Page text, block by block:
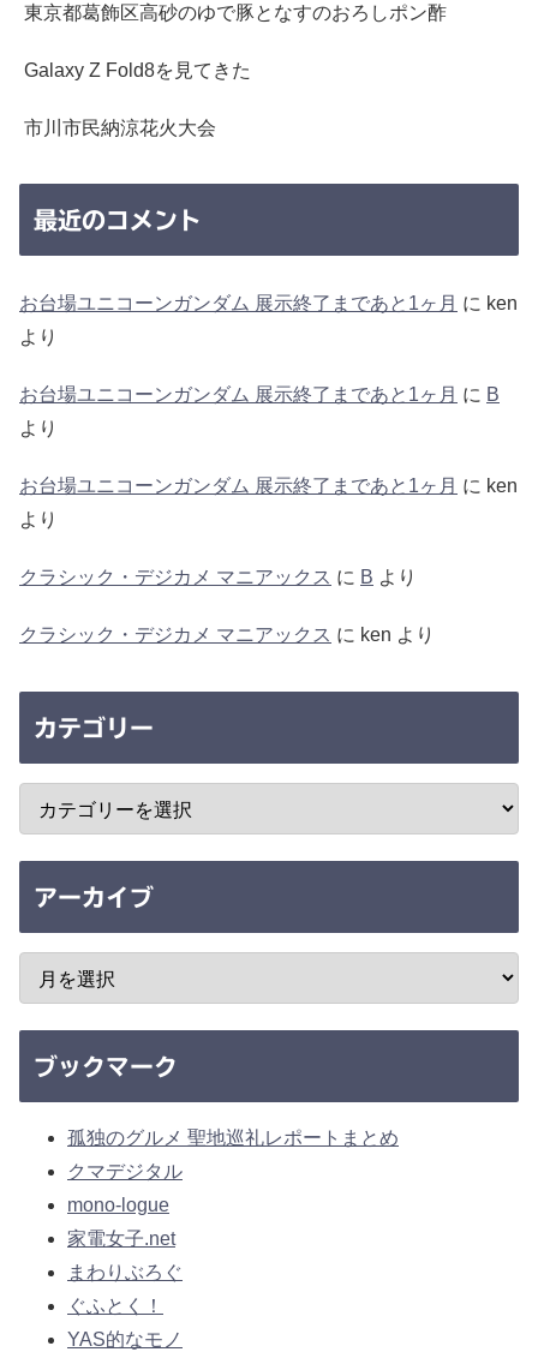
東京都葛飾区高砂のゆで豚となすのおろしポン酢
Galaxy Z Fold8を見てきた
市川市民納涼花火大会
最近のコメント
お台場ユニコーンガンダム 展示終了まであと1ヶ月 に ken
より
お台場ユニコーンガンダム 展示終了まであと1ヶ月 に B
より
お台場ユニコーンガンダム 展示終了まであと1ヶ月 に ken
より
クラシック・デジカメ マニアックス に B より
クラシック・デジカメ マニアックス に ken より
カテゴリー
アーカイブ
ブックマーク
孤独のグルメ 聖地巡礼レポートまとめ
クマデジタル
mono-logue
家電女子.net
まわりぶろぐ
ぐふとく！
YAS的なモノ